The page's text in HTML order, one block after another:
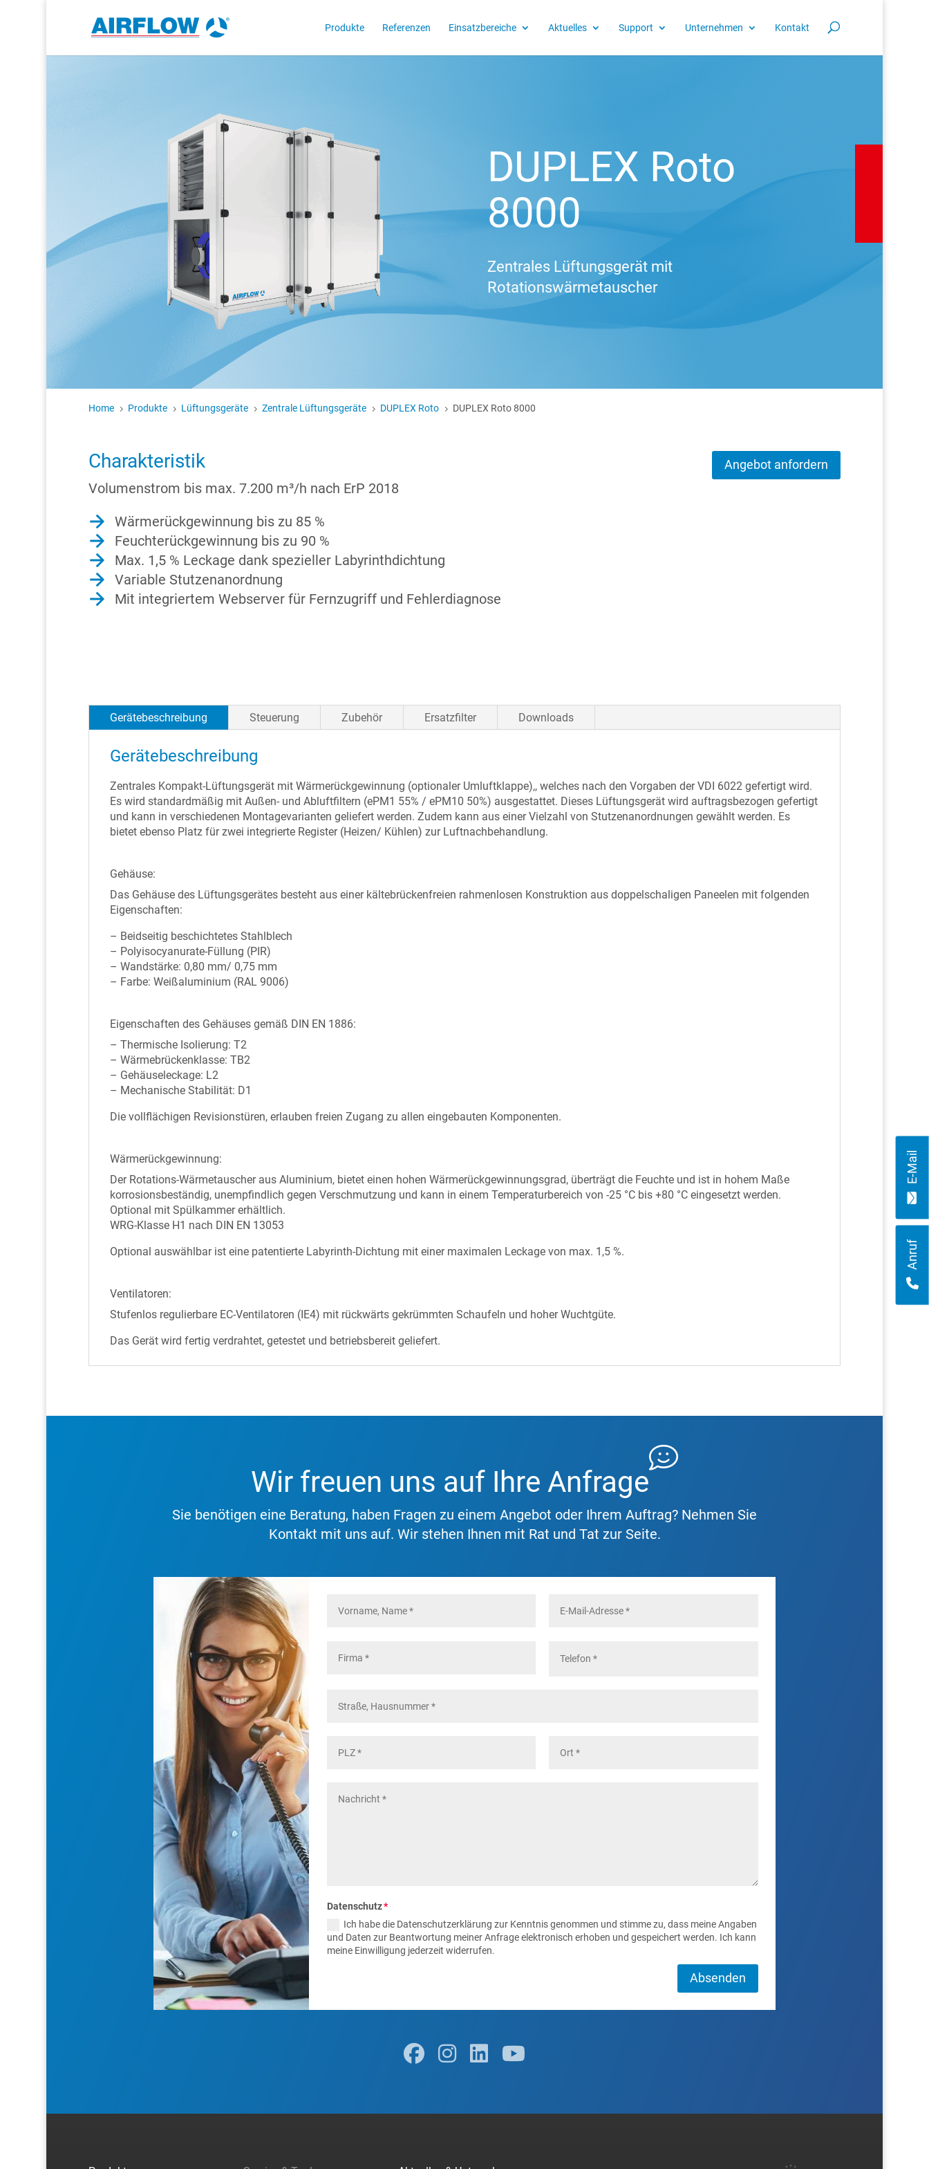
Produkte Referenzen Einsatzbereiche Aktuelles Support Unternehmen Kontakt
DUPLEX Roto
8000
Zentrales Lüftungsgerät mit
Rotationswärmetauscher
Home 5 Produkte 5 Lüftungsgeräte 5 Zentrale Lüftungsgeräte 5 DUPLEX Roto 5 DUPLEX Roto 8000
Charakteristik
Volumenstrom bis max. 7.200 m³/h nach ErP 2018
Wärmerückgewinnung bis zu 85 %
Feuchterückgewinnung bis zu 90 %
Max. 1,5 % Leckage dank spezieller Labyrinthdichtung
Variable Stutzenanordnung
Mit integriertem Webserver für Fernzugriff und Fehlerdiagnose
Angebot anfordern
Gerätebeschreibung Steuerung Zubehör Ersatzfilter Downloads
Gerätebeschreibung
Zentrales Kompakt-Lüftungsgerät mit Wärmerückgewinnung (optionaler Umluftklappe),, welches nach den Vorgaben der VDI 6022 gefertigt wird.
Es wird standardmäßig mit Außen- und Abluftfiltern (ePM1 55% / ePM10 50%) ausgestattet. Dieses Lüftungsgerät wird auftragsbezogen gefertigt
und kann in verschiedenen Montagevarianten geliefert werden. Zudem kann aus einer Vielzahl von Stutzenanordnungen gewählt werden. Es
bietet ebenso Platz für zwei integrierte Register (Heizen/ Kühlen) zur Luftnachbehandlung.
Gehäuse:
Das Gehäuse des Lüftungsgerätes besteht aus einer kältebrückenfreien rahmenlosen Konstruktion aus doppelschaligen Paneelen mit folgenden
Eigenschaften:
– Beidseitig beschichtetes Stahlblech
– Polyisocyanurate-Füllung (PIR)
– Wandstärke: 0,80 mm/ 0,75 mm
– Farbe: Weißaluminium (RAL 9006)
Eigenschaften des Gehäuses gemäß DIN EN 1886:
– Thermische Isolierung: T2
– Wärmebrückenklasse: TB2
– Gehäuseleckage: L2
– Mechanische Stabilität: D1
Die vollflächigen Revisionstüren, erlauben freien Zugang zu allen eingebauten Komponenten.
Wärmerückgewinnung:
Der Rotations-Wärmetauscher aus Aluminium, bietet einen hohen Wärmerückgewinnungsgrad, überträgt die Feuchte und ist in hohem Maße
korrosionsbeständig, unempfindlich gegen Verschmutzung und kann in einem Temperaturbereich von -25 °C bis +80 °C eingesetzt werden.
Optional mit Spülkammer erhältlich.
WRG-Klasse H1 nach DIN EN 13053
Optional auswählbar ist eine patentierte Labyrinth-Dichtung mit einer maximalen Leckage von max. 1,5 %.
Ventilatoren:
Stufenlos regulierbare EC-Ventilatoren (IE4) mit rückwärts gekrümmten Schaufeln und hoher Wuchtgüte.
Das Gerät wird fertig verdrahtet, getestet und betriebsbereit geliefert.
Wir freuen uns auf Ihre Anfrage
Sie benötigen eine Beratung, haben Fragen zu einem Angebot oder Ihrem Auftrag? Nehmen Sie
Kontakt mit uns auf. Wir stehen Ihnen mit Rat und Tat zur Seite.
Datenschutz
Ich habe die Datenschutzerklärung zur Kenntnis genommen und stimme zu, dass meine Angaben
und Daten zur Beantwortung meiner Anfrage elektronisch erhoben und gespeichert werden. Ich kann
meine Einwilligung jederzeit widerrufen.
Absenden
Anruf
E-Mail
Mehr erfahren